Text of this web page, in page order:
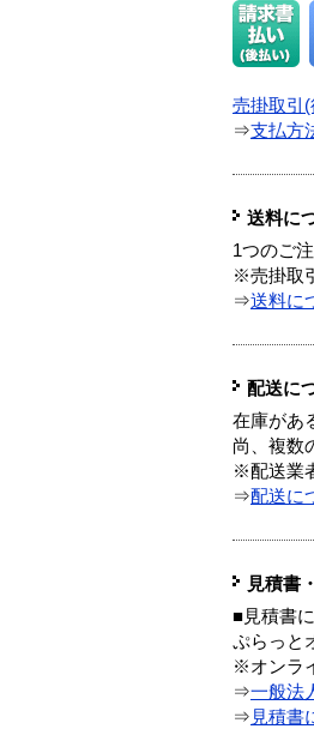
売掛取引(
⇒支払方
送料に
1つのご
※売掛取
⇒送料に
配送に
在庫があ
尚、複数
※配送業
⇒配送に
見積書
■見積書
ぷらっと
※オンラ
⇒一般法
⇒ 見積書